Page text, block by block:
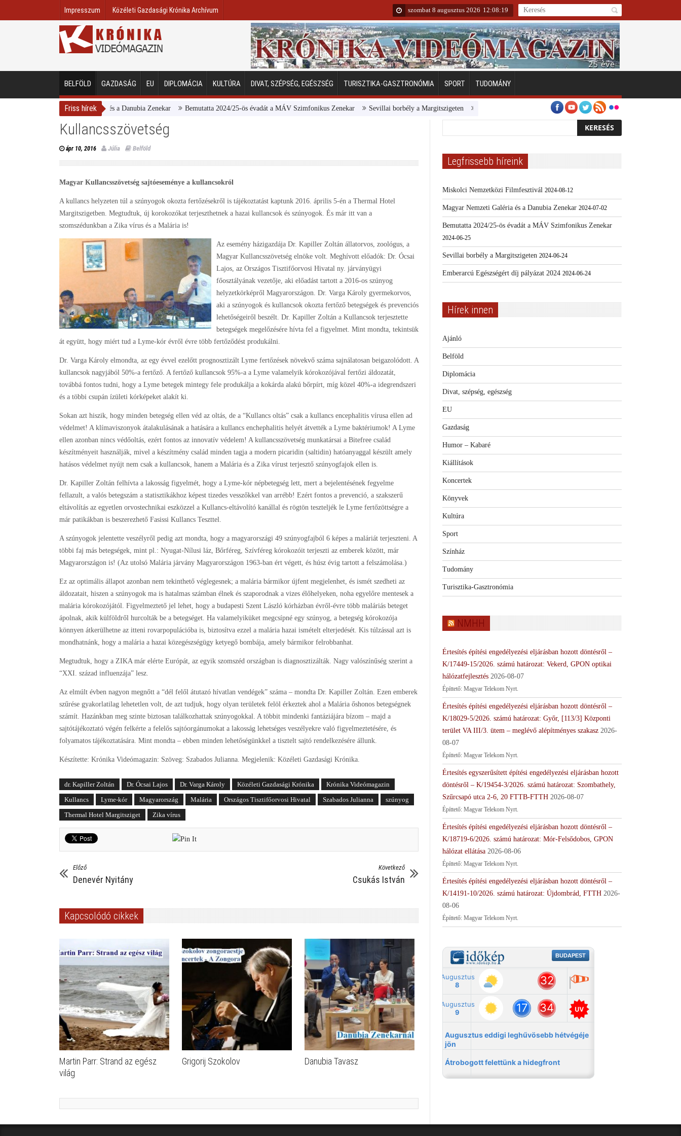
Impresszum Közéleti Gazdasági Krónika Archívum szombat 8 augusztus 2026 12:08:20
BELFÖLD GAZDASÁG EU DIPLOMÁCIA KULTÚRA DIVAT, SZÉPSÉG, EGÉSZSÉG TURISZTIKA-GASZTRONÓMIA SPORT TUDOMÁNY
Friss hírek
Magyar Nemzeti Galéria és a Danubia Zenekar Bemutatta 2024/25-ös évadát a MÁV Szimfonikus Zenekar Sevillai borbély a Margitszigeten Emberarcú Egészségért díj pályázat 2024 Kertész/Kópiák
Kullancsszövetség
ápr 10, 2016 Júlia Belföld
Magyar Kullancsszövetség sajtóeseménye a kullancsokról
A kullancs helyzeten túl a szúnyogok okozta fertőzésekről is tájékoztatást kaptunk 2016. április 5-én a Thermal Hotel
Margitszigetben. Megtudtuk, új korokozókat terjeszthetnek a hazai kullancsok és szúnyogok. És már itt van a
szomszédunkban a Zika vírus és a Malária is!
Az esemény házigazdája Dr. Kapiller Zoltán állatorvos, zoológus, a
Magyar Kullancsszövetség elnöke volt. Meghívott előadók: Dr. Ócsai
Lajos, az Országos Tisztifőorvosi Hivatal ny. járványügyi
főosztályának vezetője, aki előadást tartott a 2016-os szúnyog
helyzetkörképről Magyarországon. Dr. Varga Károly gyermekorvos,
aki a szúnyogok és kullancsok okozta fertőző betegségek és prevenciós
lehetőségeiről beszélt. Dr. Kapiller Zoltán a Kullancsok terjesztette
betegségek megelőzésére hívta fel a figyelmet. Mint mondta, tekintsük
át együtt, hogy miért tud a Lyme-kór évről évre több fertőződést produkálni.
Dr. Varga Károly elmondta, az egy évvel ezelőtt prognosztizált Lyme fertőzések növekvő száma sajnálatosan beigazolódott. A
kullancsok nagyjából 50%-a fertőző. A fertőző kullancsok 95%-a a Lyme valamelyik kórokozójával fertőzi áldozatát,
továbbá fontos tudni, hogy a Lyme betegek mintegy fele produkálja a kokárda alakú bőrpírt, míg közel 40%-a idegrendszeri
és a többi csupán ízületi kórképeket alakít ki.
Sokan azt hiszik, hogy minden betegség ellen véd az oltás, de a “Kullancs oltás” csak a kullancs encephalitis vírusa ellen ad
védelmet! A klímaviszonyok átalakulásának a hatására a kullancs enchephalitis helyét átvették a Lyme baktériumok! A Lyme
ellen azonban nincs védőoltás, ezért fontos az innovatív védelem! A kullancsszövetség munkatársai a Bitefree család
készítményeit használják, mivel a készítmény család minden tagja a modern picaridin (saltidin) hatóanyaggal készült amely
hatásos védelmet nyújt nem csak a kullancsok, hanem a Malária és a Zika vírust terjesztő szúnyogfajok ellen is.
Dr. Kapiller Zoltán felhívta a lakosság figyelmét, hogy a Lyme-kór népbetegség lett, mert a bejelentésének fegyelme
fellazult, a valós betegszám a statisztikákhoz képest tizedes vesszőkkel van arrébb! Ezért fontos a prevenció, a szakszerű
eltávolítás az egyetlen orvostechnikai eszközzel a Kullancs-eltávolító kanállal és rögtön teszteljék le Lyme fertőzöttségre a
már patikákban is beszerezhető Fasissi Kullancs Teszttel.
A szúnyogok jelentette veszélyről pedig azt mondta, hogy a magyarországi 49 szúnyogfajból 6 képes a maláriát terjeszteni. A
többi faj más betegségek, mint pl.: Nyugat-Nílusi láz, Bőrféreg, Szívféreg kórokozóit terjeszti az emberek között, már
Magyarországon is! (Az utolsó Malária járvány Magyarországon 1963-ban ért végett, és húsz évig tartott a felszámolása.)
Ez az optimális állapot azonban nem tekinthető véglegesnek; a malária bármikor újfent megjelenhet, és ismét szedheti az
áldozatait, hiszen a szúnyogok ma is hatalmas számban élnek és szaporodnak a vizes élőhelyeken, noha egyelőre mentesek a
malária kórokozójától. Figyelmeztető jel lehet, hogy a budapesti Szent László kórházban évről-évre több maláriás beteget
ápolnak, akik külföldről hurcolták be a betegséget. Ha valamelyiküket megcsípné egy szúnyog, a betegség kórokozója
könnyen átkerülhetne az itteni rovarpopulációba is, biztosítva ezzel a malária hazai ismételt elterjedését. Kis túlzással azt is
mondhatnánk, hogy a malária a hazai közegészségügy ketyegő bombája, amely bármikor felrobbanhat.
Megtudtuk, hogy a ZIKA már elérte Európát, az egyik szomszéd országban is diagnosztizálták. Nagy valószínűség szerint a
“XXI. század influenzája” lesz.
Az elmúlt évben nagyon megnőtt a “dél felől átutazó hívatlan vendégek” száma – mondta Dr. Kapiller Zoltán. Ezen emberek
szűrése gyakorlatilag lehetetlen volt, de azt tudjuk, hogy olyan területek felöl érkeztek ahol a Malária őshonos betegségnek
számít. Hazánkban meg szinte biztosan találkozhattak szúnyogokkal. A többit mindenki fantáziájára bízom – majd a
sajtótájékoztató végén felkérte a felelős sajtóorgánumokat a lakosság lehetséges veszélyekre való figyelmeztetésére, és
folyamatos tájékoztatására. Mint mondta – ebben minden lehetőségünkkel a tisztelt sajtó rendelkezésére állunk.
Készítette: Krónika Videómagazin: Szöveg: Szabados Julianna. Megjelenik: Közéleti Gazdasági Krónika.
dr. Kapiller Zoltán Dr. Ócsai Lajos Dr. Varga Károly Közéleti Gazdasági Krónika
Krónika Videómagazin
Kullancs
Lyme-kór Magyarország Malária Országos Tisztifőorvosi Hivatal Szabados Julianna
szúnyog
Thermal Hotel Margitsziget
Zika vírus
Előző
Denevér Nyitány
Következő
Csukás István
Kapcsolódó cikkek
Martin Parr: Strand az egész
világ
Grigorij Szokolov Danubia Tavasz
Legfrissebb híreink
Miskolci Nemzetközi Filmfesztivál 2024-08-12
Magyar Nemzeti Galéria és a Danubia Zenekar 2024-07-02
Bemutatta 2024/25-ös évadát a MÁV Szimfonikus Zenekar
2024-06-25
Sevillai borbély a Margitszigeten 2024-06-24
Emberarcú Egészségért díj pályázat 2024 2024-06-24
Hírek innen
Ajánló
Belföld
Diplomácia
Divat, szépség, egészség
EU
Gazdaság
Humor – Kabaré
Kiállítások
Koncertek
Könyvek
Kultúra
Sport
Színház
Tudomány
Turisztika-Gasztronómia
NMHH
Értesítés építési engedélyezési eljárásban hozott döntésről –
K/17449-15/2026. számú határozat: Vekerd, GPON optikai
hálózatfejlesztés 2026-08-07
Építtető: Magyar Telekom Nyrt.
Értesítés építési engedélyezési eljárásban hozott döntésről –
K/18029-5/2026. számú határozat: Győr, [113/3] Központi
terület VA III/3. ütem – meglévő alépítményes szakasz 2026-
08-07
Építtető: Magyar Telekom Nyrt.
Értesítés egyszerűsített építési engedélyezési eljárásban hozott
döntésről – K/19454-3/2026. számú határozat: Szombathely,
Szűrcsapó utca 2-6, 20 FTTB-FTTH 2026-08-07
Építtető: Magyar Telekom Nyrt.
Értesítés építési engedélyezési eljárásban hozott döntésről –
K/18719-6/2026. számú határozat: Mór-Felsődobos, GPON
hálózat ellátása 2026-08-06
Építtető: Magyar Telekom Nyrt.
Értesítés építési engedélyezési eljárásban hozott döntésről –
K/14191-10/2026. számú határozat: Újdombrád, FTTH 2026-
08-06
Építtető: Magyar Telekom Nyrt.